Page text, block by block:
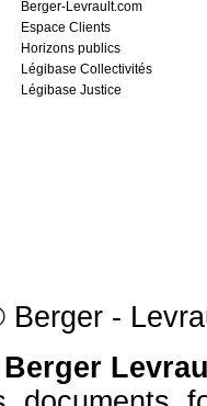
Berger-Levrault.com
Espace Clients
Horizons publics
Légibase Collectivités
Légibase Justice
Berger -